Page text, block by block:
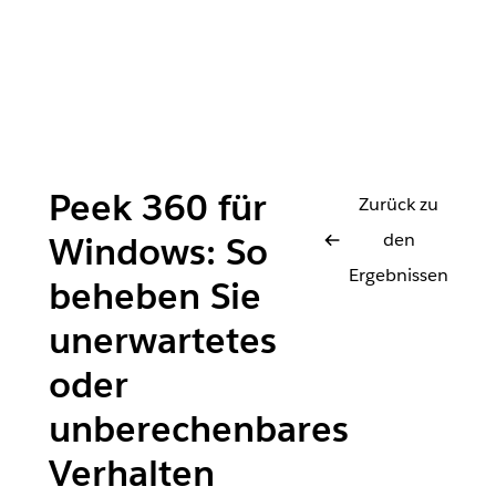
Peek 360 für
Windows: So
beheben Sie
unerwartetes
oder
unberechenbares
Verhalten
Zurück zu
den
Ergebnissen